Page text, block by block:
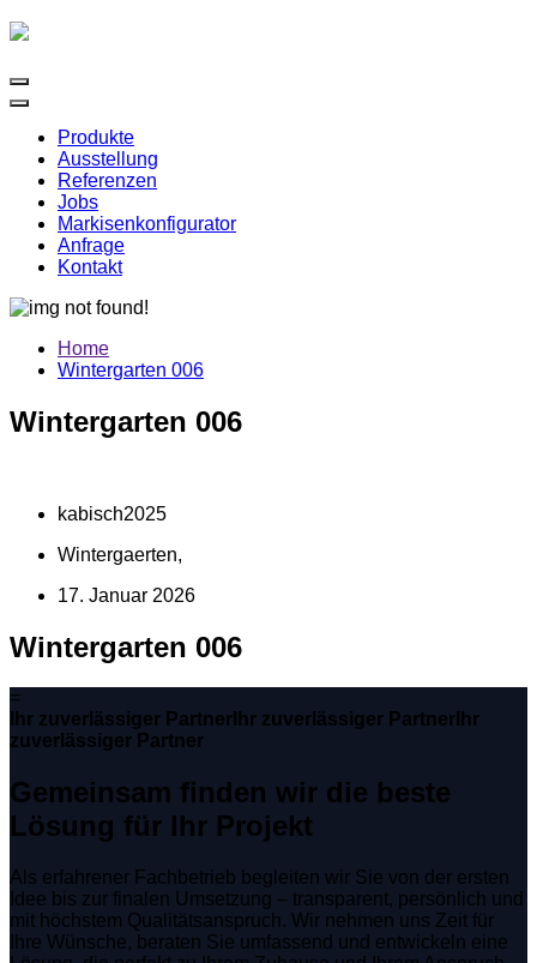
Produkte
Ausstellung
Referenzen
Jobs
Markisenkonfigurator
Anfrage
Kontakt
Home
Wintergarten 006
Wintergarten 006
kabisch2025
Wintergaerten,
17. Januar 2026
Wintergarten 006
=
Ihr zuverlässiger Partner Ihr zuverlässiger Partner Ihr
zuverlässiger Partner
Gemeinsam finden wir die beste
Lösung für Ihr Projekt
Als erfahrener Fachbetrieb begleiten wir Sie von der ersten
Idee bis zur finalen Umsetzung – transparent, persönlich und
mit höchstem Qualitätsanspruch. Wir nehmen uns Zeit für
Ihre Wünsche, beraten Sie umfassend und entwickeln eine